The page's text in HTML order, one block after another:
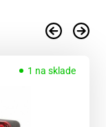
1 na sklade